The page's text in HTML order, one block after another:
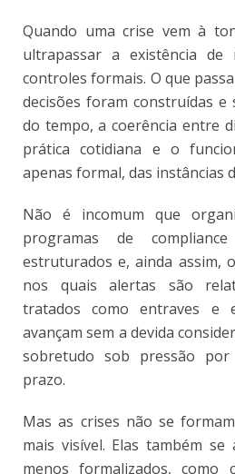
Quando uma crise vem à
ultrapassar a existência de
controles formais. O que
decisões foram construídas
do tempo, a coerência entre
prática cotidiana e o
apenas formal, das instâncias
Não é incomum que
programas de
estruturados e, ainda assim,
nos quais alertas são
tratados como entraves e
avançam sem a devida
sobretudo sob pressão
prazo.
Mas as crises não se
mais visível. Elas também
menos formalizados, como